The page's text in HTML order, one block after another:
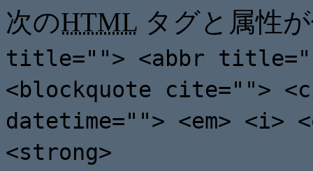
次のHTML タグと属性
title=""> <abbr
<blockquote cite="">
datetime=""> <em>
<strong>